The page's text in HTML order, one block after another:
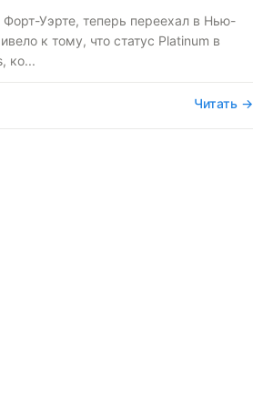
Уэрте, теперь переехал в Нью-
к тому, что статус Platinum в
ко...
Читать →